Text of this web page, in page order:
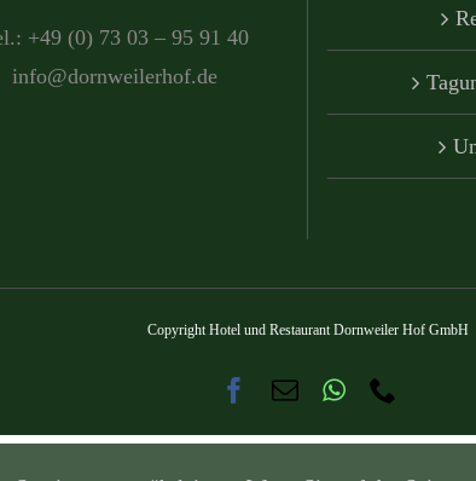
+49 (0) 73 03 – 95 91 40
info@dornweilerhof.de
Copyright Hotel und Restaurant Dornweiler Hof GmbH
Facebook
E-
WhatsApp